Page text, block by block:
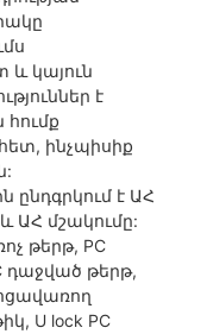
և կայուն
է
ինչպիսիք
է ԱՀ
ԱՀ մշակումը:
թերթ, PC
դաջված թերթ,
U lock PC